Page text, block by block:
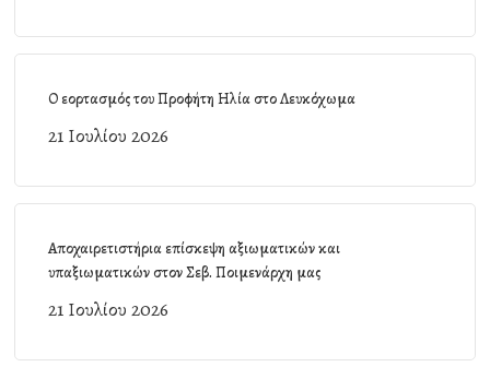
Ο εορτασμός του Προφήτη Ηλία στο Λευκόχωμα
21 Ιουλίου 2026
Αποχαιρετιστήρια επίσκεψη αξιωματικών και
υπαξιωματικών στον Σεβ. Ποιμενάρχη μας
21 Ιουλίου 2026